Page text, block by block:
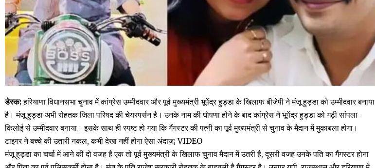
डेस्क:हरियाणा विधानसभा चुनाव में कांग्रेस उम्मीदवार और पूर्व मुख्यमंत्री भूपेंद्र हुड्डा के खिलाफ बीजेपी ने मंजू हुड्डा को उम्मीदवार बनाया
हैै। मंजू हुड्डा अभी रोहतक जिला परिषद की चेयरपर्सन है। उनके नाम की घोषणा होने के बाद कांग्रेस ने भूपेंद्र हुड्डा को गढ़ी सांपला-
किलोई से उम्मीदवार बनाया। इसके साथ ही स्पष्ट हो गया कि गैंगस्टर की पत्नी का पूर्व मुख्यमंत्री से चुनाव के मैदान में मुकाबला होगा।
टाइगर ने बच्चे की उतारी नकल, कभी देखा नहीं होगा ऐसा अंदाज; V⁯IDEO
मंजू हुड्डा का चर्चा में आने की दो वजह है एक तो पूर्व मुख्यमंत्री के खिलाफ चुनाव मैदान में उतरी है, दूसरी वजह उनके पति का गैंगस्टर होना